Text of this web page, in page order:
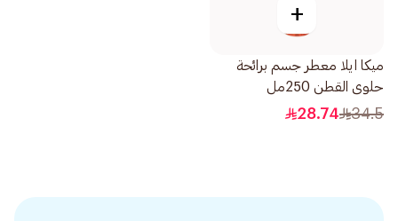
+
ميكا ايلا معطر جسم برائحة
حلوى القطن 250مل
34.5
28.74